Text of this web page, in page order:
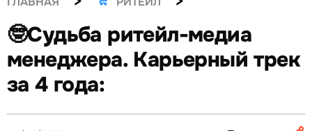
🤓Судьба ритейл-медиа
менеджера. Карьерный трек
за 4 года: